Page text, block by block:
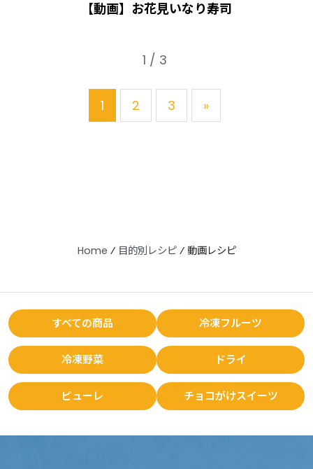
【動画】お花見いなり寿司
1 / 3
1 2 3 »
Home ⁄ 目的別レシピ⁄ 動画レシピ
すべての商品 冷凍フルーツ
冷凍野菜 ドライ
ピューレ チョコがけスイーツ